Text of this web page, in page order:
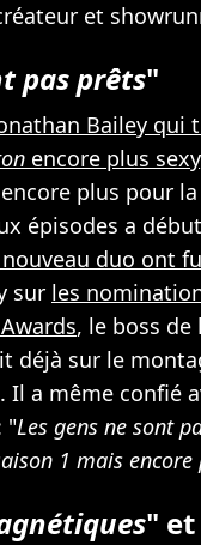
et
pas prêts"
Bailey qui
encore plus sexy
plus pour
épisodes a
duo ont
sur les
, le boss
déjà sur le
Il a même confié
"Les gens ne sont
1 mais encore
"